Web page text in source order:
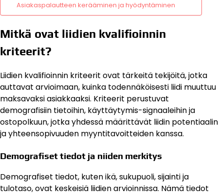
Asiakaspalautteen kerääminen ja hyödyntäminen
Mitkä ovat liidien kvalifioinnin
kriteerit?
Liidien kvalifioinnin kriteerit ovat tärkeitä tekijöitä, jotka
auttavat arvioimaan, kuinka todennäköisesti liidi muuttuu
maksavaksi asiakkaaksi. Kriteerit perustuvat
demografisiin tietoihin, käyttäytymis-signaaleihin ja
ostopolkuun, jotka yhdessä määrittävät liidin potentiaalin
ja yhteensopivuuden myyntitavoitteiden kanssa.
Demografiset tiedot ja niiden merkitys
Demografiset tiedot, kuten ikä, sukupuoli, sijainti ja
tulotaso, ovat keskeisiä liidien arvioinnissa. Nämä tiedot